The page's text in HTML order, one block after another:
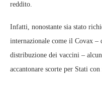
reddito.
Infatti, nonostante sia stato
internazionale come il Covax –
distribuzione dei vaccini –
accantonare scorte per Stati